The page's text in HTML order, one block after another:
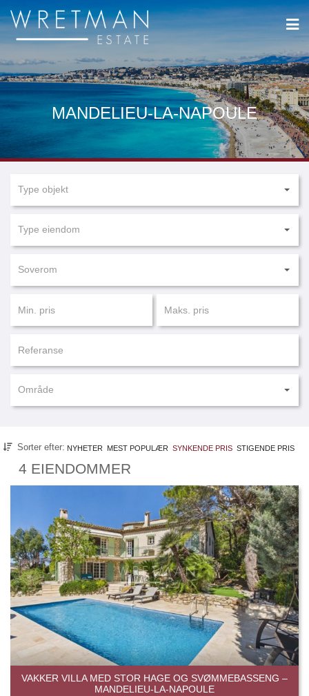
MANDELIEU-LA-NAPOULE
Type objekt
Type eiendom
Soverom
Område
Sorter efter: NYHETER MEST POPULÆR SYNKENDE PRIS STIGENDE PRIS
4 EIENDOMMER
VAKKER VILLA MED STOR HAGE OG SVØMMEBASSENG –
MANDELIEU-LA-NAPOULE
Cookies management panel